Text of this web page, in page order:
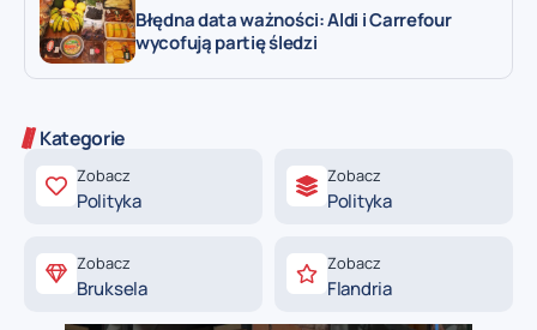
Błędna data ważności: Aldi i Carrefour
wycofują partię śledzi
Kategorie
Zobacz
Polityka
Zobacz
Polityka
Zobacz
Bruksela
Zobacz
Flandria